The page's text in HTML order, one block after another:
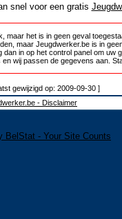
snel voor een gratis
het is in geen geval
maar Jeugdwerker.be is in
in op het control panel om
wij passen de gegevens aan.
gewijzigd op: 2009-09-30 ]
- Disclaimer